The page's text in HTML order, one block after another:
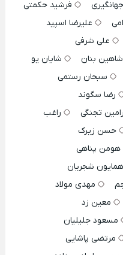
فرشید حکمتی
علیرضا اسپید
علی شرفی
شاهین بنان
شایان یو
سبحان رستمی
رضا سگوند
رامین تجنگی
راغب
حسن زیرک
هومن پناهی
همایون شجریان
مهدی مولاد
معین زد
مسعود جلیلیان
مرتضی پاشایی